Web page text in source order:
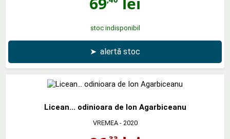
stoc indisponibil
➤ alertă stoc
Licean... odinioara de Ion Agarbiceanu
VREMEA- 2020